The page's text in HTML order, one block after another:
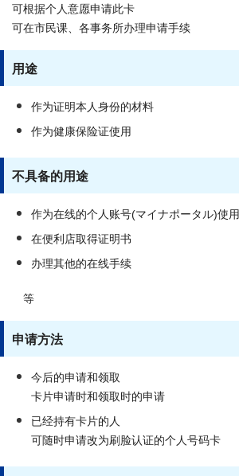
可根据个人意愿申请此卡
可在市民课、各事务所办理申请手续
用途
作为证明本人身份的材料
作为健康保险证使用
不具备的用途
作为在线的个人账号(マイナポータル)使用
在便利店取得证明书
办理其他的在线手续
等
申请方法
今后的申请和领取
卡片申请时和领取时的申请
已经持有卡片的人
可随时申请改为刷脸认证的个人号码卡